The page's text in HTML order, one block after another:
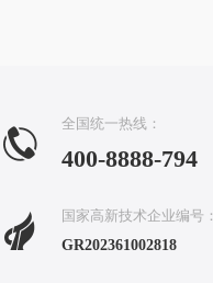
全国统一热线：
400-8888-794
国家高新技术企业编号：
GR202361002818